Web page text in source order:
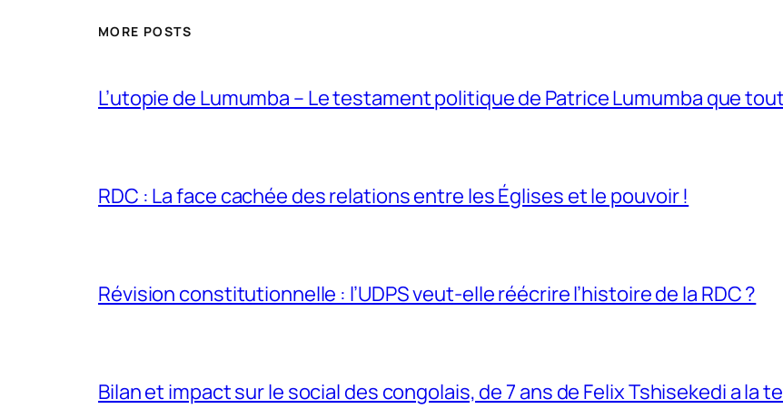
MORE POSTS
L’utopie de Lumumba – Le testament politique de Patrice Lumumba que
RDC : La face cachée des relations entre les Églises et le pouvoir !
Révision constitutionnelle : l’UDPS veut-elle réécrire l’histoire de la RDC ?
Bilan et impact sur le social des congolais, de 7 ans de Felix Tshisekedi a la